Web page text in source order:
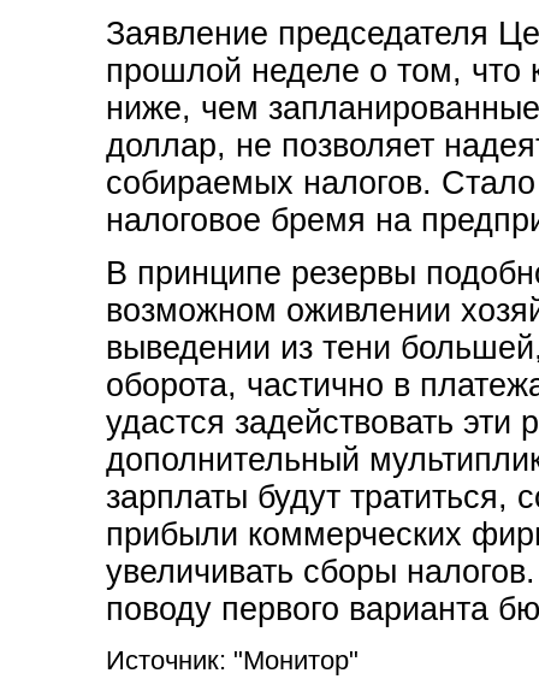
Заявление председателя
прошлой неделе о том, что
ниже, чем
доллар, не позволяет
собираемых налогов.
налоговое бремя на
В принципе резервы
возможном оживлении
выведении из тени
оборота, частично в
удастся задействовать эти
дополнительный
зарплаты будут тратиться,
прибыли коммерческих
увеличивать сборы
поводу первого варианта
Источник: "Монитор"